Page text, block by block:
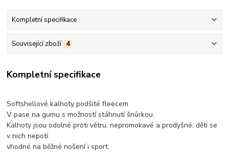
Kompletní specifikace
Související zboží 4
Kompletní specifikace
Softshellové kalhoty podšité fleecem
V pase na gumu s možností stáhnutí šnůrkou.
Kalhoty jsou odolné proti větru, nepromokavé a prodyšné, děti se
v nich nepotí.
vhodné na běžné nošení i sport.